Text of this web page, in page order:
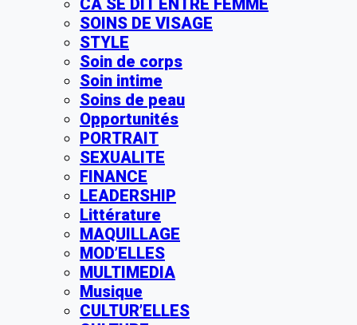
CA SE DIT ENTRE FEMME
SOINS DE VISAGE
STYLE
Soin de corps
Soin intime
Soins de peau
Opportunités
PORTRAIT
SEXUALITE
FINANCE
LEADERSHIP
Littérature
MAQUILLAGE
MOD’ELLES
MULTIMEDIA
Musique
CULTUR’ELLES